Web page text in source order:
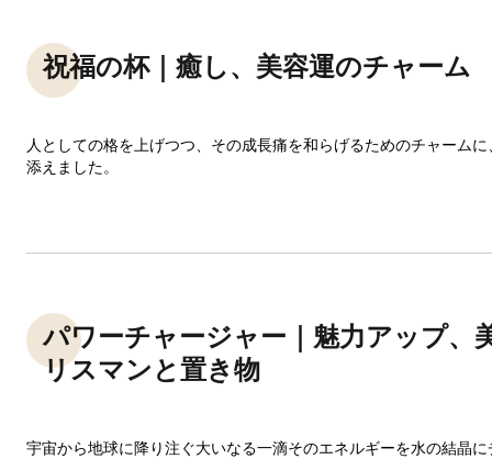
祝福の杯｜癒し、美容運のチャーム
人としての格を上げつつ、その成長痛を和らげるためのチャーム
添えました。
パワーチャージャー｜魅力アップ、
リスマンと置き物
宇宙から地球に降り注ぐ大いなる一滴そのエネルギーを水の結晶